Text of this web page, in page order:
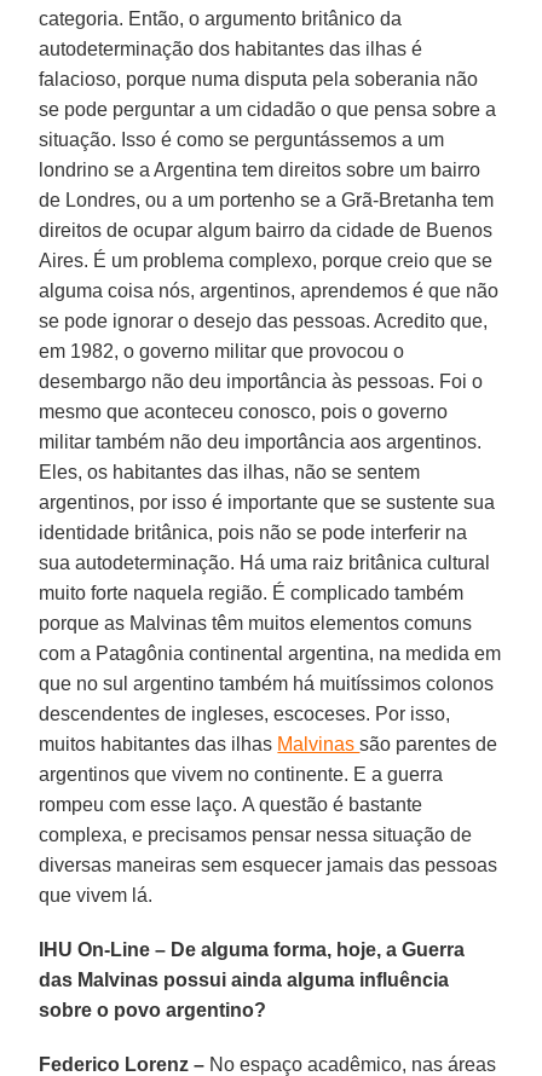
categoria. Então, o argumento britânico da
autodeterminação dos habitantes das ilhas é
falacioso, porque numa disputa pela soberania não
se pode perguntar a um cidadão o que pensa sobre a
situação. Isso é como se perguntássemos a um
londrino se a Argentina tem direitos sobre um bairro
de Londres, ou a um portenho se a Grã-Bretanha tem
direitos de ocupar algum bairro da cidade de Buenos
Aires. É um problema complexo, porque creio que se
alguma coisa nós, argentinos, aprendemos é que não
se pode ignorar o desejo das pessoas. Acredito que,
em 1982, o governo militar que provocou o
desembargo não deu importância às pessoas. Foi o
mesmo que aconteceu conosco, pois o governo
militar também não deu importância aos argentinos.
Eles, os habitantes das ilhas, não se sentem
argentinos, por isso é importante que se sustente sua
identidade britânica, pois não se pode interferir na
sua autodeterminação. Há uma raiz britânica cultural
muito forte naquela região. É complicado também
porque as Malvinas têm muitos elementos comuns
com a Patagônia continental argentina, na medida em
que no sul argentino também há muitíssimos colonos
descendentes de ingleses, escoceses. Por isso,
muitos habitantes das ilhas Malvinassão parentes de
argentinos que vivem no continente. E a guerra
rompeu com esse laço. A questão é bastante
complexa, e precisamos pensar nessa situação de
diversas maneiras sem esquecer jamais das pessoas
que vivem lá.
IHU On-Line – De alguma forma, hoje, a Guerra
das Malvinas possui ainda alguma influência
sobre o povo argentino?
Federico Lorenz – No espaço acadêmico, nas áreas